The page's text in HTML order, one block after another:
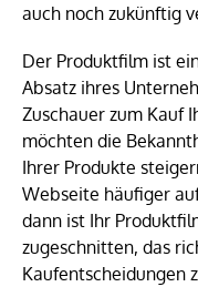
auch noch zukünftig
Der Produktfilm ist
Absatz ihres
Zuschauer zum Kauf
möchten die
Ihrer Produkte
Webseite häufiger
dann ist Ihr
zugeschnitten, das
Kaufentscheidungen